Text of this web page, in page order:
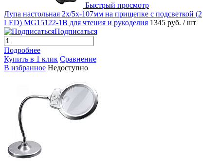
Быстрый просмотр
Лупа настольная 2x/5x-107мм на прищепке с подсветкой (2
LED) MG15122-1B для чтения и рукоделия 1345 руб. / шт
Подписаться
Подробнее
Купить в 1 клик Сравнение
В избранное Недоступно